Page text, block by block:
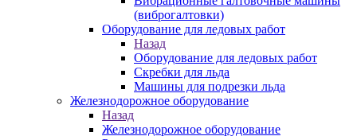
(виброгалтовки)
Оборудование для ледовых работ
Назад
Оборудование для ледовых работ
Скребки для льда
Машины для подрезки льда
Железнодорожное оборудование
Назад
Железнодорожное оборудование